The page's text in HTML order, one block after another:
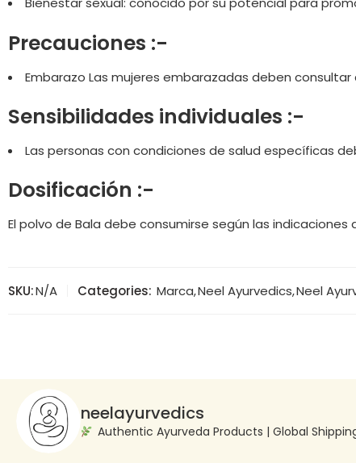
Precauciones :-
Embarazo Las mujeres embarazadas deben
Sensibilidades individuales :-
Las personas con condiciones de salud específicas
Dosificación :-
El polvo de Bala debe consumirse según las indicaciones
SKU:N/A Categories: Marca,Neel Ayurvedics,Neel
neelayurvedics
Authentic Ayurveda Products | Global